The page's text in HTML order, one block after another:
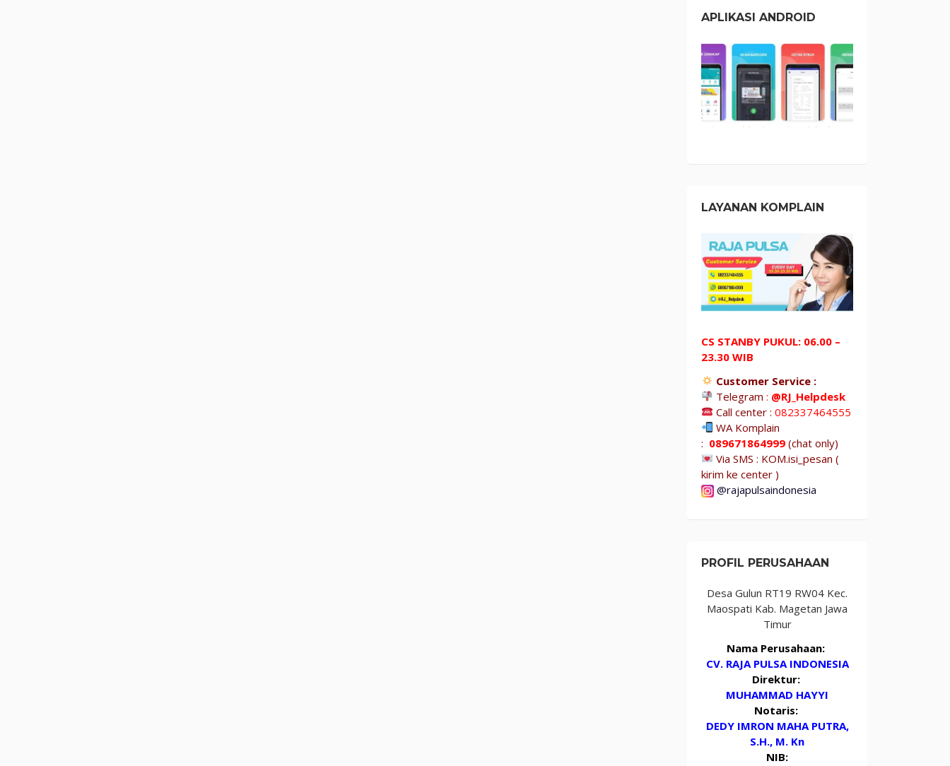
APLIKASI ANDROID
LAYANAN KOMPLAIN
CS STANBY PUKUL: 06.00 –
23.30 WIB
Customer Service :
Telegram: @RJ_Helpdesk
Call center :082337464555
WA Komplain
: 089671864999 (chat only)
Via SMS : KOM.isi_pesan (
kirim ke center )
@rajapulsaindonesia
PROFIL PERUSAHAAN
Desa Gulun RT19 RW04 Kec.
Maospati Kab. Magetan Jawa
Timur
Nama Perusahaan:
CV. RAJA PULSA INDONESIA
Direktur:
MUHAMMAD HAYYI
Notaris:
DEDY IMRON MAHA PUTRA,
S.H., M. Kn
NIB: